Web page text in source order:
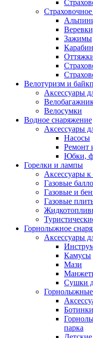
Зажимы
Велотуризм и
Аксессуары
Велосумки
Водное снаряжение
Аксессуары
Насосы
Ремонт
Юбки,
Горелки и лампы
Аксессуары
Газовые
Газовые и
Газовые
Горнолыжное
Аксессуары
Камусы
Мази
Сушки
парка